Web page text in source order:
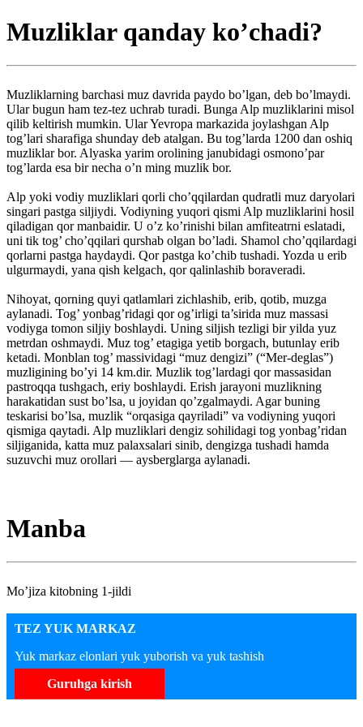
Muzliklar qanday ko’chadi?
Muzliklarning barchasi muz davrida paydo bo’lgan, deb bo’lmaydi.
Ular bugun ham tez-tez uchrab turadi. Bunga Alp muzliklarini misol
qilib keltirish mumkin. Ular Yevropa markazida joylashgan Alp
tog’lari sharafiga shunday deb atalgan. Bu tog’larda 1200 dan oshiq
muzliklar bor. Alyaska yarim orolining janubidagi osmono’par
tog’larda esa bir necha o’n ming muzlik bor.
Alp yoki vodiy muzliklari qorli cho’qqilardan qudratli muz daryolari
singari pastga siljiydi. Vodiyning yuqori qismi Alp muzliklarini hosil
qiladigan qor manbaidir. U o’z ko’rinishi bilan amfiteatrni eslatadi,
uni tik tog’ cho’qqilari qurshab olgan bo’ladi. Shamol cho’qqilardagi
qorlarni pastga haydaydi. Qor pastga ko’chib tushadi. Yozda u erib
ulgurmaydi, yana qish kelgach, qor qalinlashib boraveradi.
Nihoyat, qorning quyi qatlamlari zichlashib, erib, qotib, muzga
aylanadi. Tog’ yonbag’ridagi qor og’irligi ta’sirida muz massasi
vodiyga tomon siljiy boshlaydi. Uning siljish tezligi bir yilda yuz
metrdan oshmaydi. Muz tog’ etagiga yetib borgach, butunlay erib
ketadi. Monblan tog’ massividagi “muz dengizi” (“Mer-deglas”)
muzligining bo’yi 14 km.dir. Muzlik tog’lardagi qor massasidan
pastroqqa tushgach, eriy boshlaydi. Erish jarayoni muzlikning
harakatidan sust bo’lsa, u joyidan qo’zgalmaydi. Agar buning
teskarisi bo’lsa, muzlik “orqasiga qayriladi” va vodiyning yuqori
qismiga qaytadi. Alp muzliklari dengiz sohilidagi tog yonbag’ridan
siljiganida, katta muz palaxsalari sinib, dengizga tushadi hamda
suzuvchi muz orollari — aysberglarga aylanadi.
Manba
Mo’jiza kitobning 1-jildi
TEZ YUK MARKAZ
Yuk markaz elonlari yuk yuborish va yuk tashish
Guruhga kirish